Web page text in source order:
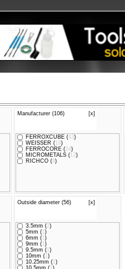
Manufacturer (106) [x]
FERROXCUBE (43 )
WEISSER (19)
FERROCORE (24 )
MICROMETALS (12)
RICHCO ( 8 )
Outside diameter (56) [x]
3.5mm (2)
5mm (1)
6mm (1)
9mm (1)
9.5mm (1)
10mm (1)
10.25mm (1)
10.5mm (1)